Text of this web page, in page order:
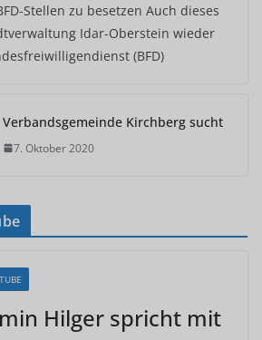
Stellen zu besetzen Auch dieses
Idar-Oberstein wieder
(BFD)
Verbandsgemeinde Kirchberg sucht
7. Oktober 2020
Hilger spricht mit